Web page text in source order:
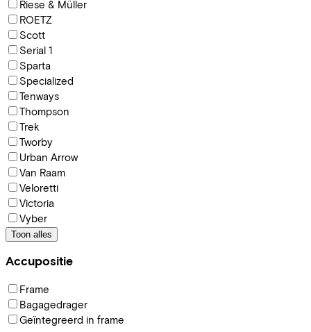
Riese & Müller
ROETZ
Scott
Serial 1
Sparta
Specialized
Tenways
Thompson
Trek
Tworby
Urban Arrow
Van Raam
Veloretti
Victoria
Vyber
Toon alles
Accupositie
Frame
Bagagedrager
Geïntegreerd in frame